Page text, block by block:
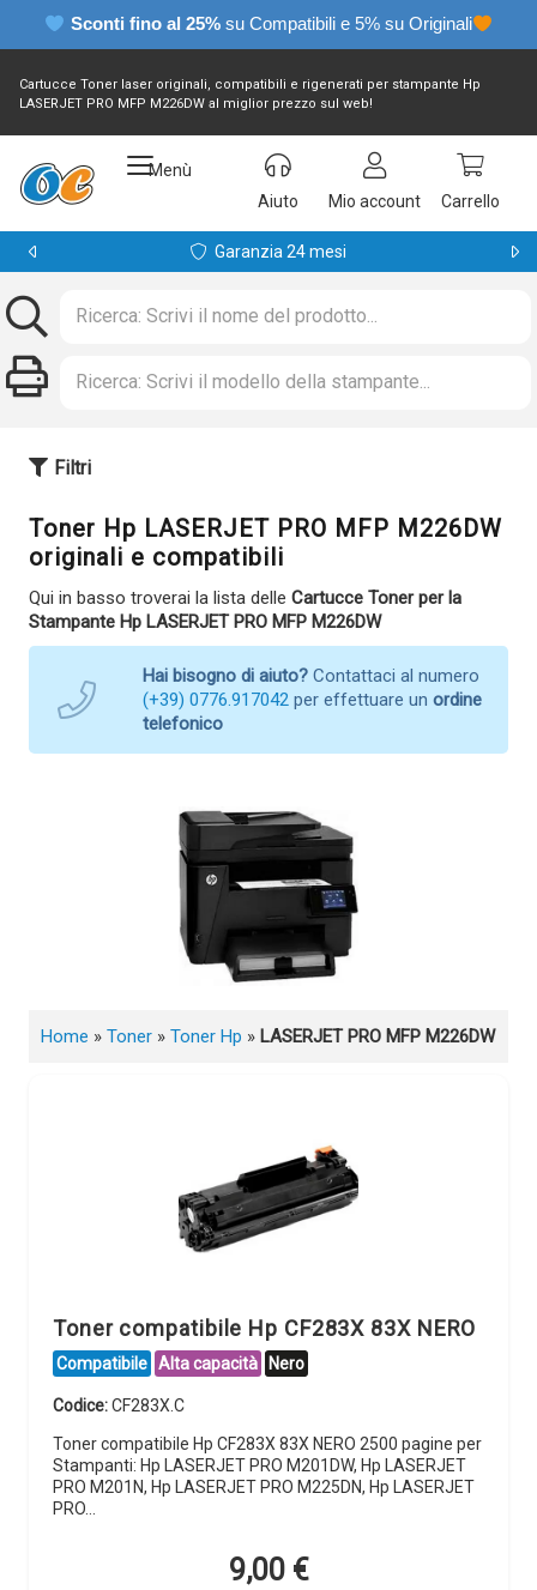
Sconti fino al 25% su Compatibili e 5% su Originali
Cartucce Toner laser originali, compatibili e rigenerati per stampante Hp
LASERJET PRO MFP M226DW al miglior prezzo sul web!
Menù
Aiuto
Mio account Carrello
Garanzia 24 mesi
Filtri
Toner Hp LASERJET PRO MFP M226DW
originali e compatibili
Qui in basso troverai la lista delle Cartucce Toner per la
Stampante Hp LASERJET PRO MFP M226DW
Hai bisogno di aiuto? Contattaci al numero
(+39) 0776.917042 per effettuare un ordine
telefonico
Home » Toner » Toner Hp » LASERJET PRO MFP M226DW
Toner compatibile Hp CF283X 83X NERO
Compatibile Alta capacità Nero
Codice:CF283X.C
Toner compatibile Hp CF283X 83X NERO 2500 pagine per
Stampanti: Hp LASERJET PRO M201DW, Hp LASERJET
PRO M201N, Hp LASERJET PRO M225DN, Hp LASERJET
PRO…
9,00 €